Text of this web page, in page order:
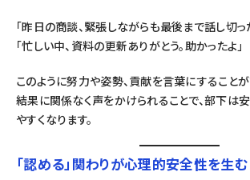
「昨日の商談、緊張しながらも最後まで話し切っ
「忙しい中、資料の更新ありがとう。助かったよ」
このように努力や姿勢、貢献を言葉にすることが
結果に関係なく声をかけられることで、部下は
やすくなります。
「認める」関わりが心理的安全性を生む